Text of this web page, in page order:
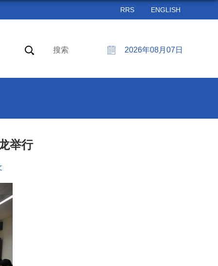
RRS ENGLISH
2026年08月07日
搜索
举行